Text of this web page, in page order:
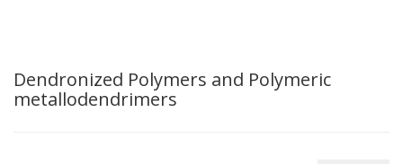
Dendronized Polymers and Polymeric
metallodendrimers